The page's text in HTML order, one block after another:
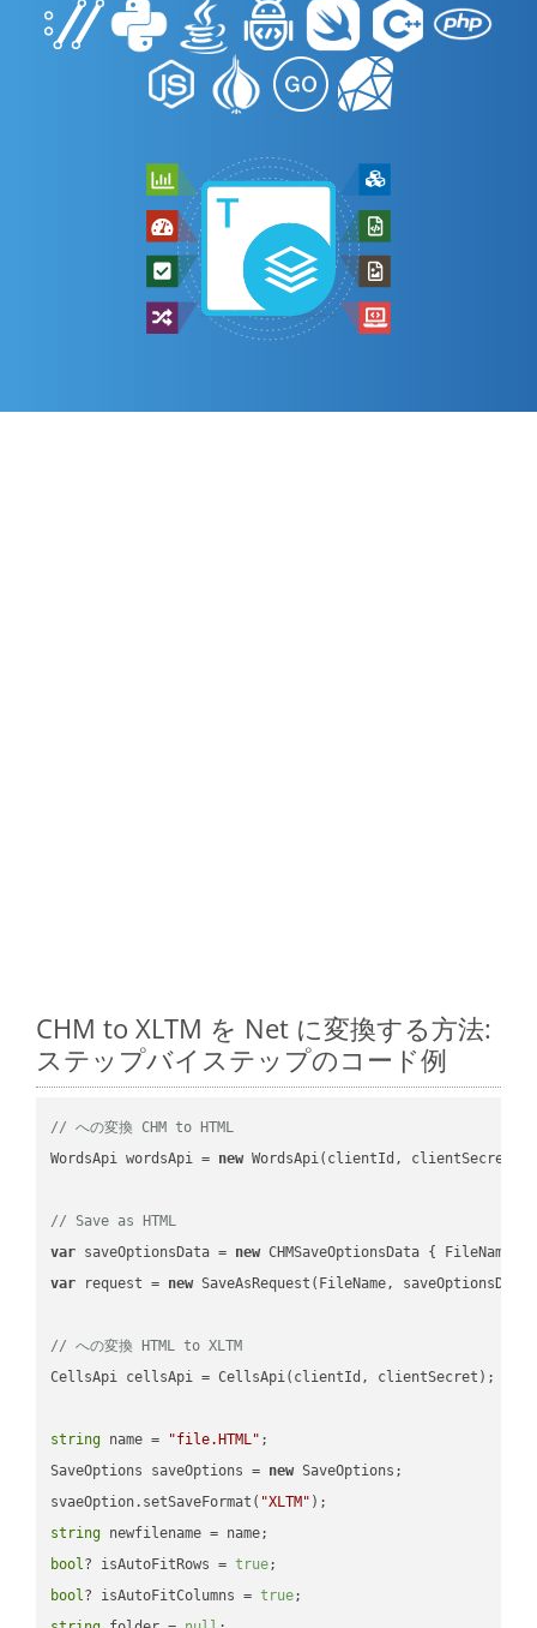
CHM to XLTM を Net に変換する方法:
ステップバイステップのコード例
// への変換 CHM to HTML
WordsApi wordsApi = new WordsApi(clientId, clientSecret);
// Save as HTML
var saveOptionsData = new CHMSaveOptionsData { FileName =
var request = new SaveAsRequest(FileName,
// への変換 HTML to XLTM
CellsApi cellsApi = CellsApi(clientId, clientSecret);
string name = "file.HTML" ;
SaveOptions saveOptions = new SaveOptions;
svaeOption.setSaveFormat( "XLTM"
string
bool? isAutoFitRows = true
bool? isAutoFitColumns = true